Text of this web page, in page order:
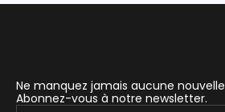
Ne manquez jamais aucune
Abonnez-vous à notre newsletter.